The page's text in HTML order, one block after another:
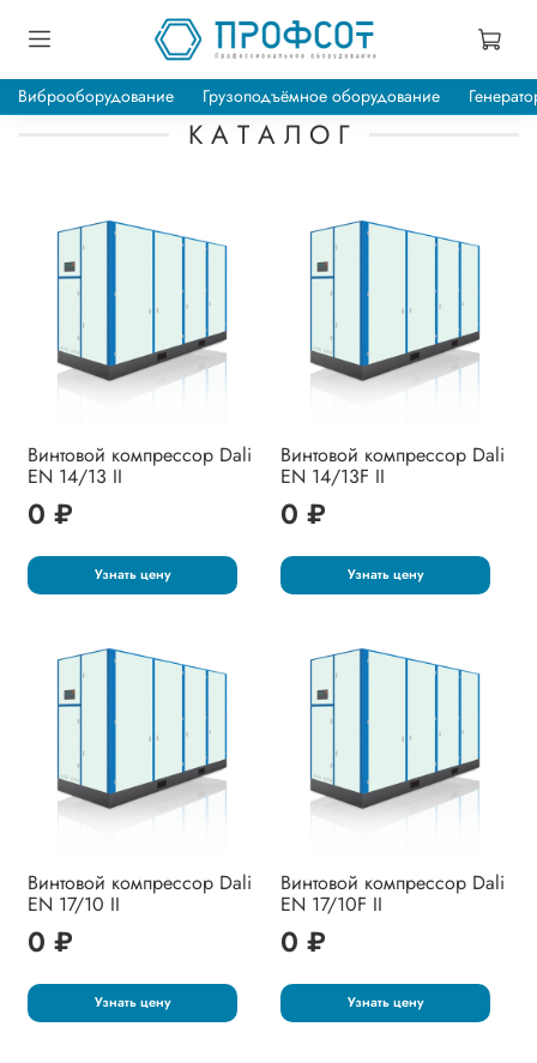
Виброоборудование Грузоподъёмное оборудование
Винтовой компрессор Dali
EN 14/13 II
0 ₽
Узнать цену
Винтовой компрессор Dali
EN 14/13F II
0 ₽
Узнать цену
Винтовой компрессор Dali
EN 17/10 II
0 ₽
Узнать цену
Винтовой компрессор Dali
EN 17/10F II
0 ₽
Узнать цену
К А Т А Л О Г